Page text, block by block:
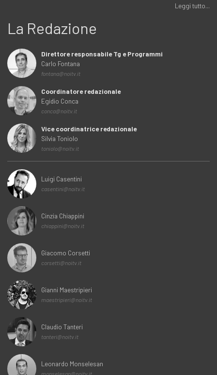
Leggi tutto...
La Redazione
Direttore responsabile Tg e Programmi
Carlo Fontana
fontana@noitv.it
Coordinatore redazionale
Egidio Conca
conca@noitv.it
Vice coordinatrice redazionale
Silvia Toniolo
toniolo@noitv.it
Luigi Casentini
casentini@noitv.it
Cinzia Chiappini
chiappini@noitv.it
Giacomo Corsetti
corsetti@noitv.it
Gianni Maestripieri
maestripieri@noitv.it
Claudio Tanteri
tanteri@noitv.it
Leonardo Monselesan